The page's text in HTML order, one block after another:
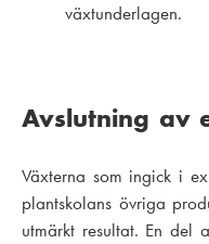
växtunderlagen.
Avslutning av
Växterna som ingick i
plantskolans övriga
utmärkt resultat. En del